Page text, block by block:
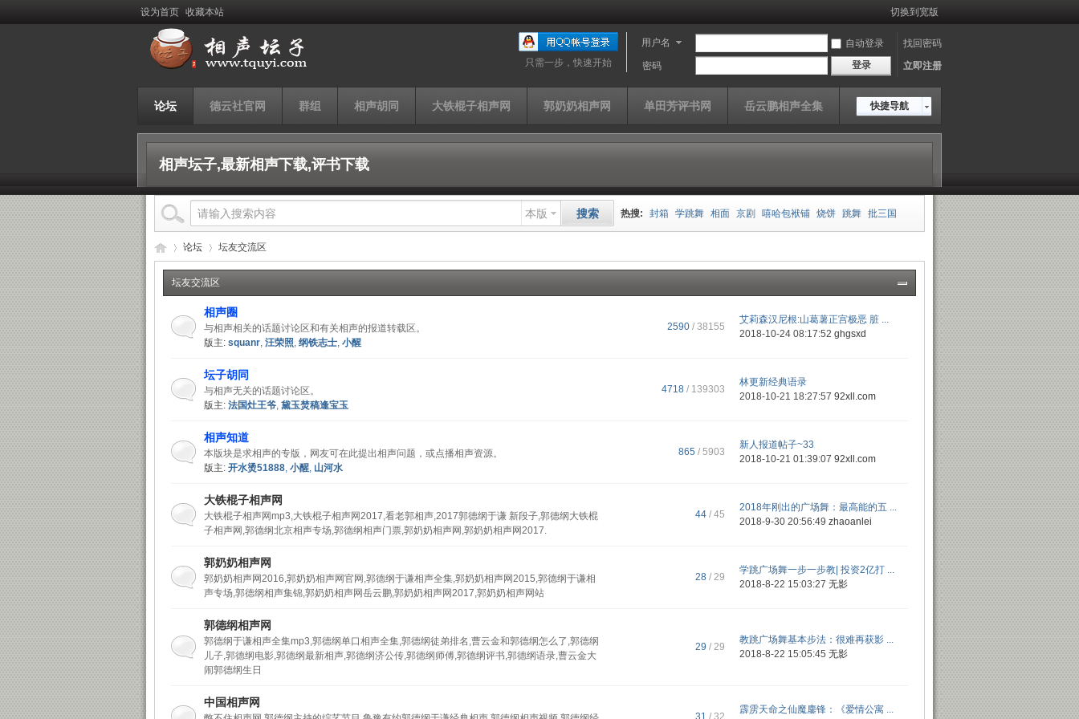
设为首页 收藏本站 切换到宽版
用户名 自动登录
找回密码
密码
登录 立即注册
只需一步，快速开始
快捷导航
论坛 德云社官网 群组 相声胡同 大铁棍子相声网 郭奶奶相声网 单田芳评书网 岳云鹏相声全集
相声坛子,最新相声下载,评书下载
本版 搜索 热搜: 封箱 学跳舞 相面 京剧 嘻哈包袱铺 烧饼 跳舞 批三国
论坛
›
坛友交流区
坛友交流区
相声圈
与相声相关的话题讨论区和有关相声的报道转载区。
版主: squanr, 汪荣照, 纲铁志士, 小醒
2590 / 38155
艾莉森汉尼根:山葛薯正宫极恶 脏 ...
2018-10-24 08:17:52 ghgsxd
坛子胡同
与相声无关的话题讨论区。
版主: 法国灶王爷, 黛玉焚稿逢宝玉
4718 / 139303
林更新经典语录
2018-10-21 18:27:57 92xll.com
相声知道
本版块是求相声的专版，网友可在此提出相声问题，或点播相声资源。
版主: 开水烫51888, 小醒, 山河水
865 / 5903
新人报道帖子~33
2018-10-21 01:39:07 92xll.com
大铁棍子相声网
大铁棍子相声网mp3,大铁棍子相声网2017,看老郭相声,2017郭德纲于谦 新段子,郭德纲大铁棍
子相声网,郭德纲北京相声专场,郭德纲相声门票,郭奶奶相声网,郭奶奶相声网2017.
44 / 45
2018年刚出的广场舞：最高能的五 ...
2018-9-30 20:56:49 zhaoanlei
郭奶奶相声网
郭奶奶相声网2016,郭奶奶相声网官网,郭德纲于谦相声全集,郭奶奶相声网2015,郭德纲于谦相
声专场,郭德纲相声集锦,郭奶奶相声网岳云鹏,郭奶奶相声网2017,郭奶奶相声网站
28 / 29
学跳广场舞一步一步教| 投资2亿打 ...
2018-8-22 15:03:27 无影
郭德纲相声网
郭德纲于谦相声全集mp3,郭德纲单口相声全集,郭德纲徒弟排名,曹云金和郭德纲怎么了,郭德纲
儿子,郭德纲电影,郭德纲最新相声,郭德纲济公传,郭德纲师傅,郭德纲评书,郭德纲语录,曹云金大
闹郭德纲生日
29 / 29
教跳广场舞基本步法：很难再获影 ...
2018-8-22 15:05:45 无影
中国相声网
31 / 32
霹雳天命之仙魔鏖锋：《爱情公寓 ...